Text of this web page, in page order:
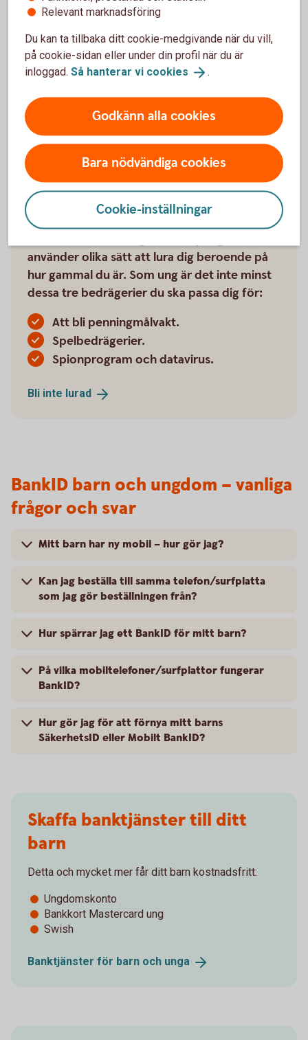
Penningmålvakt,
spelbedrägerier eller
spionprogram? Bli inte lurad!
Bedragarna bryr sig inte om dig. Eller din
använder olika sätt att lura dig beroende på
hur gammal du är. Som ung är det inte minst
dessa tre bedrägerier du ska passa dig för:
Att bli penningmålvakt.
Spelbedrägerier.
Spionprogram och datavirus.
Bli inte lurad
Ung och
smart
BankID barn och ungdom – vanliga
frågor och svar
Mitt barn har ny mobil – hur gör jag?
Kan jag beställa till samma telefon/surfplatta
som jag gör beställningen från?
Hur spärrar jag ett BankID för mitt barn?
På vilka mobiltelefoner/surfplattor fungerar
BankID?
Hur gör jag för att förnya mitt barns
SäkerhetsID eller Mobilt BankID?
Skaffa banktjänster till ditt
barn
Detta och mycket mer får ditt barn kostnadsfritt:
Ungdomskonto
Bankkort Mastercard ung
Swish
Banktjänster för barn och unga
Relevant marknadsföring
Du kan ta tillbaka ditt cookie-medgivande när du vill,
på cookie-sidan eller under din profil när du är
inloggad. Så hanterar vi cookies .
Godkänn alla cookies
Bara nödvändiga cookies
Cookie-inställningar